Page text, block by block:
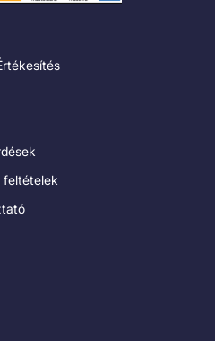
feltételek